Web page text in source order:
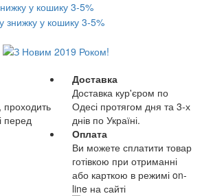
у кошику 3-5%
проходить
перед
Доставка
Доставка кур'єром по
Одесі протягом дня та 3-х
днів по Україні.
Оплата
Ви можете сплатити товар
готівкою при отриманні
або карткою в режимі on-
line на сайті